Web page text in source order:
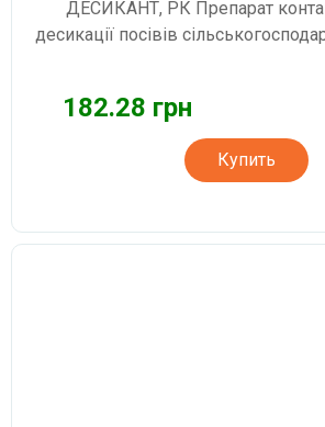
ДЕСИКАНТ, РК Препарат
десикації посівів
182.28 грн
Купить